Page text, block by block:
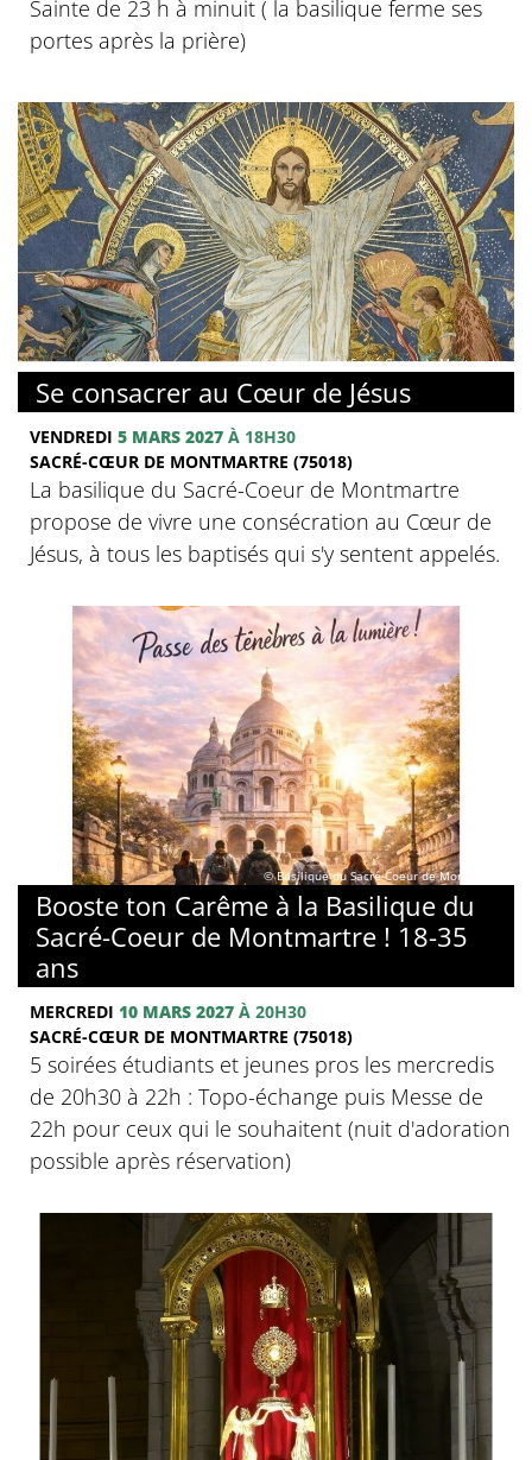
Sainte de 23 h à minuit ( la basilique ferme ses
portes après la prière)
© Basilique du Sacré-Coeur de Montmartre
Se consacrer au Cœur de Jésus
VENDREDI 5 MARS 2027 À 18H30
SACRÉ-CŒUR DE MONTMARTRE (75018)
La basilique du Sacré-Coeur de Montmartre
propose de vivre une consécration au Cœur de
Jésus, à tous les baptisés qui s'y sentent appelés.
© Basilique du Sacré-Coeur de Montmartre
Booste ton Carême à la Basilique du
Sacré-Coeur de Montmartre ! 18-35
ans
MERCREDI 10 MARS 2027 À 20H30
SACRÉ-CŒUR DE MONTMARTRE (75018)
5 soirées étudiants et jeunes pros les mercredis
de 20h30 à 22h : Topo-échange puis Messe de
22h pour ceux qui le souhaitent (nuit d'adoration
possible après réservation)